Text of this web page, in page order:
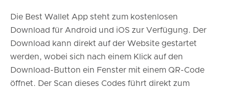
Die Best Wallet App steht zum kostenlosen
Download für Android und iOS zur Verfügung. Der
Download kann direkt auf der Website gestartet
werden, wobei sich nach einem Klick auf den
Download-Button ein Fenster mit einem QR-Code
öffnet. Der Scan dieses Codes führt direkt zum